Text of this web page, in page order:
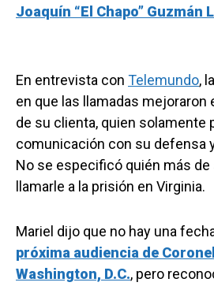
Joaquín “El Chapo” Guzmán
En entrevista con Telemundo,
en que las llamadas mejoraron
de su clienta, quien solamente
comunicación con su defensa
No se especificó quién más
llamarle a la prisión en Virginia.
Mariel dijo que no hay una
próxima audiencia de
Washington, D.C., pero